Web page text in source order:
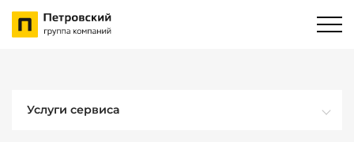
Услуги сервиса